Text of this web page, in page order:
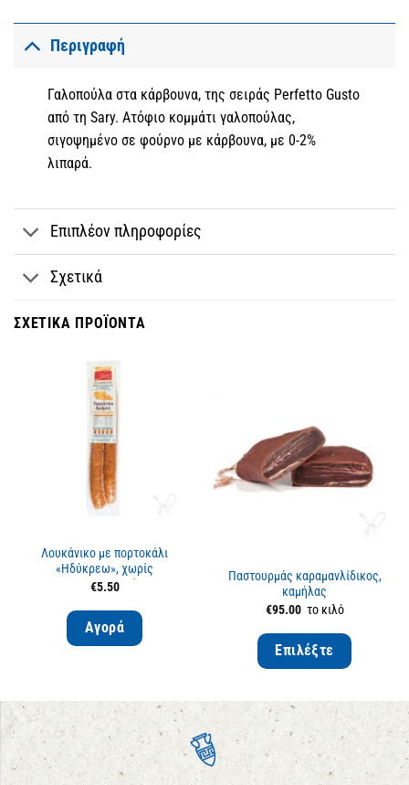
Περιγραφή
Γαλοπούλα στα κάρβουνα, της σειράς Perfetto Gusto
από τη Sary. Ατόφιo κομμάτι γαλοπούλας,
σιγοψημένο σε φούρνο με κάρβουνα, με 0-2%
λιπαρά.
Επιπλέον πληροφορίες
Σχετικά
ΣΧΕΤΙΚΆ ΠΡΟΪΌΝΤΑ
Λουκάνικο με πορτοκάλι
«Ηδύκρεω», χωρίς
συντηρητικά
€5.50
Αγορά
Παστουρμάς καραμανλίδικος,
καμήλας
€95.00το κιλό
Επιλέξτε